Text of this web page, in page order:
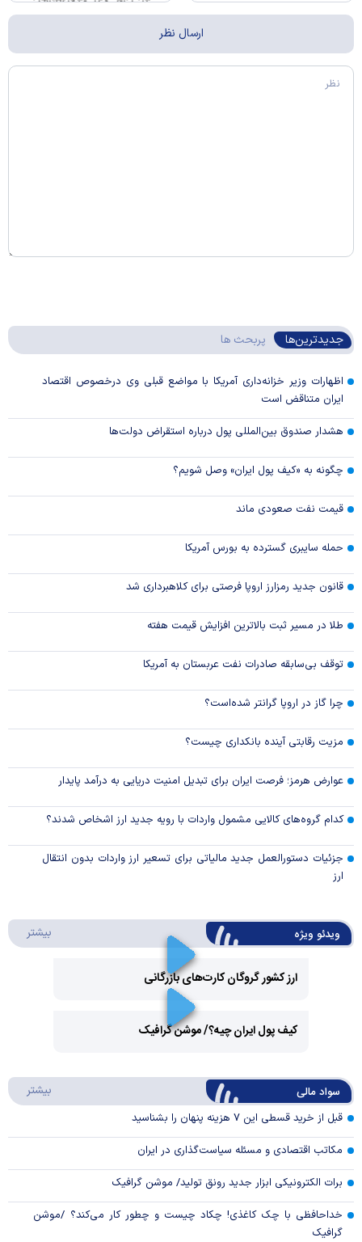
جدیدترین‌ها پربحث ها
اظهارات وزیر خزانه‌داری آمریکا با مواضع قبلی وی درخصوص اقتصاد
ایران متناقض است
هشدار صندوق بین‌المللی پول درباره استقراض دولت‌ها
چگونه به «کیف پول ایران» وصل شویم؟
قیمت نفت صعودی ماند
حمله سایبری گسترده به بورس آمریکا
قانون جدید رمزارز اروپا فرصتی برای کلاهبرداری شد
طلا در مسیر ثبت بالاترین افزایش قیمت هفته
توقف بی‌سابقه صادرات نفت عربستان به آمریکا
چرا گاز در اروپا گرانتر شده‌است؟
مزیت رقابتی آینده بانکداری چیست؟
عوارض هرمز؛ فرصت ایران برای تبدیل امنیت دریایی به درآمد پایدار
کدام گروه‌های کالایی مشمول واردات با رویه جدید ارز اشخاص شدند؟
جزئیات دستورالعمل جدید مالیاتی برای تسعیر ارز واردات بدون انتقال
ارز
ویدئو ویژه بیشتر
ارز کشور گروگان کارت‌های بازرگانی
Video
کیف پول ایران چیه؟/ موشن گرافیک
سواد مالی بیشتر
قبل از خرید قسطی این ۷ هزینه پنهان را بشناسید
مکاتب اقتصادی و مسئله سیاست‌گذاری در ایران
برات الکترونیکی ابزار جدید رونق تولید/ موشن گرافیک
خداحافظی با چک کاغذی! چکاد چیست و چطور کار می‌کند؟ /موشن
گرافیک